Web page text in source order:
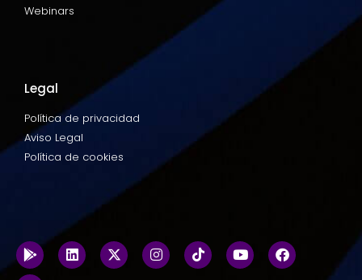
Webinars
Legal
Política de privacidad
Aviso Legal
Política de cookies